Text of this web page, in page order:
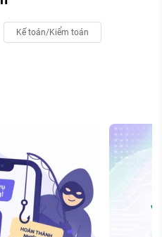
Kế toán/Kiểm toán